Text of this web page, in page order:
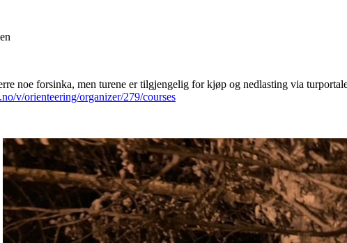
noe forsinka, men turene er tilgjengelig for kjøp og nedlasting via
v/orienteering/organizer/279/courses